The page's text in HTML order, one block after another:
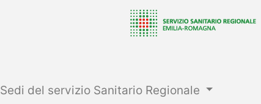
Sedi del servizio Sanitario Regionale